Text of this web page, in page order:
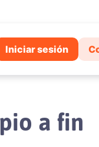
Iniciar sesión
a fin